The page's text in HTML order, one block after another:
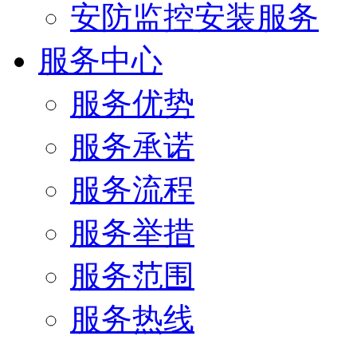
安防监控安装服务
服务中心
服务优势
服务承诺
服务流程
服务举措
服务范围
服务热线